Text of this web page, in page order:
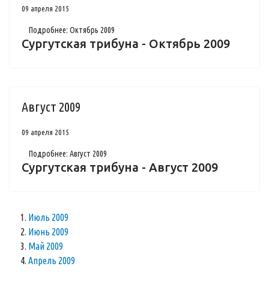
09 апреля 2015
Подробнее: Октябрь 2009
Сургутская трибуна - Октябрь 2009
Август 2009
09 апреля 2015
Подробнее: Август 2009
Сургутская трибуна - Август 2009
Июль 2009
Июнь 2009
Май 2009
Апрель 2009